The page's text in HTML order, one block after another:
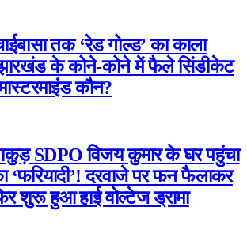
तक ‘रेड गोल्ड’ का काला
झारखंड के कोने-कोने में फैले सिंडीकेट
कौन?
SDPO विजय कुमार के घर पहुंचा
‘फरियादी’! दरवाजे पर फन फैलाकर
शुरू हुआ हाई वोल्टेज ड्रामा